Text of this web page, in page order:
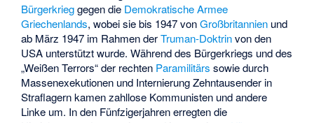
Bürgerkrieggegen die Demokratische Armee
Griechenlands, wobei sie bis 1947 vonGroßbritannien und
ab März 1947 im Rahmen derTruman-Doktrinvon den
USA unterstützt wurde. Während des Bürgerkriegs und des
„Weißen Terrors“ der rechten Paramilitärs sowie durch
Massenexekutionen und Internierung Zehntausender in
Straflagern kamen zahllose Kommunisten und andere
Linke um. In den Fünfzigerjahren erregten die